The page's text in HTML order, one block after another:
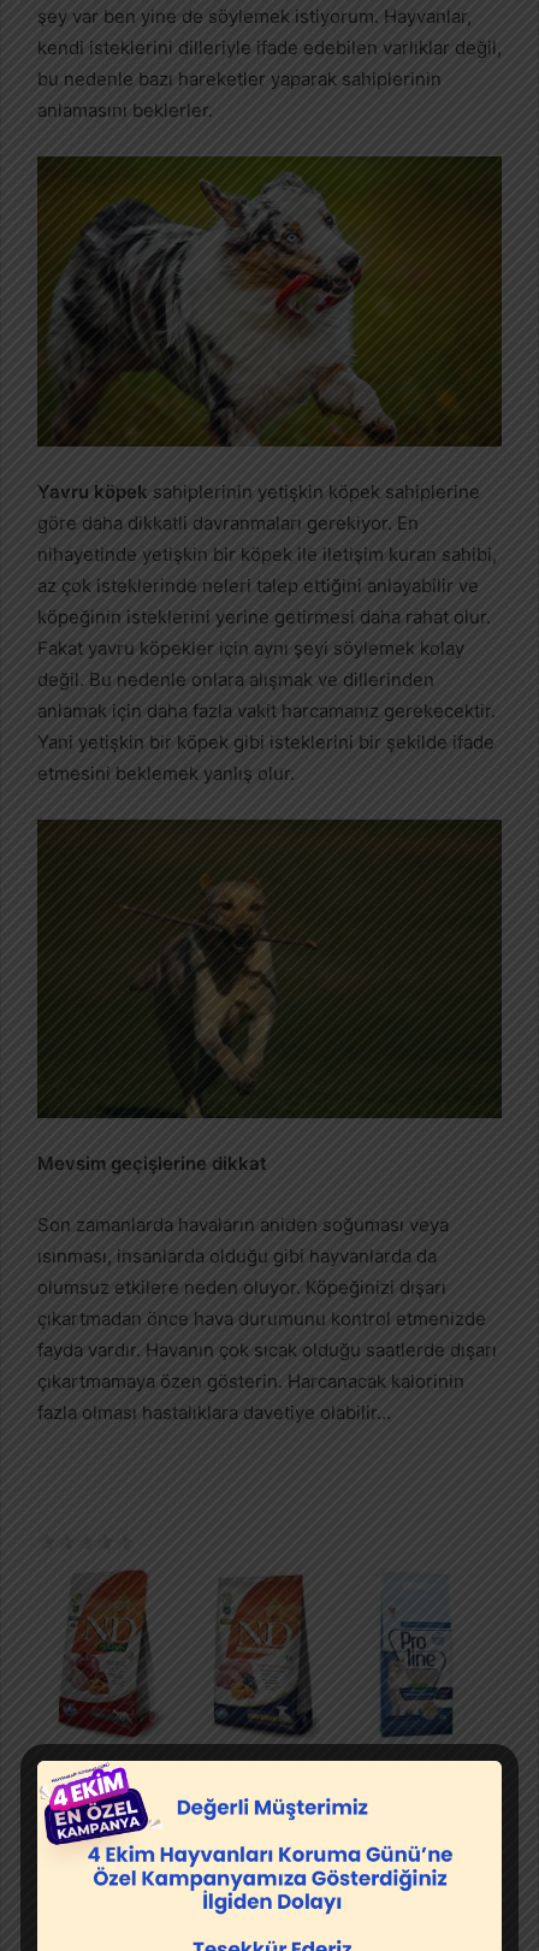
şey var ben yine de söylemek istiyorum. Hayvanlar,
kendi isteklerini dilleriyle ifade edebilen varlıklar değil,
bu nedenle bazı hareketler yaparak sahiplerinin
anlamasını beklerler.
Yavru köpek sahiplerinin yetişkin köpek sahiplerine
göre daha dikkatli davranmaları gerekiyor. En
nihayetinde yetişkin bir köpek ile iletişim kuran sahibi,
az çok isteklerinde neleri talep ettiğini anlayabilir ve
köpeğinin isteklerini yerine getirmesi daha rahat olur.
Fakat yavru köpekler için aynı şeyi söylemek kolay
değil. Bu nedenle onlara alışmak ve dillerinden
anlamak için daha fazla vakit harcamanız gerekecektir.
Yani yetişkin bir köpek gibi isteklerini bir şekilde ifade
etmesini beklemek yanlış olur.
Mevsim geçişlerine dikkat
Son zamanlarda havaların aniden soğuması veya
ısınması, insanlarda olduğu gibi hayvanlarda da
olumsuz etkilere neden oluyor. Köpeğinizi dışarı
çıkartmadan önce hava durumunu kontrol etmenizde
fayda vardır. Havanın çok sıcak olduğu saatlerde dışarı
çıkartmamaya özen gösterin. Harcanacak kalorinin
fazla olması hastalıklara davetiye olabilir…
Kedi
Mamaları
Mamaları